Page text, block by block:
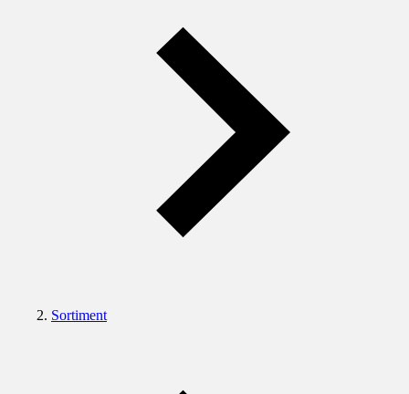
Sortiment